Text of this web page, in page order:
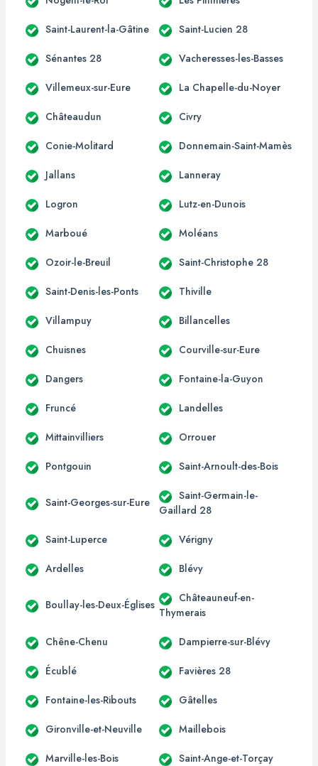
Saint-Laurent-la-Gâtine Saint-Lucien 28
Sénantes 28 Vacheresses-les-Basses
Villemeux-sur-Eure La Chapelle-du-Noyer
Châteaudun Civry
Conie-Molitard Donnemain-Saint-Mamès
Jallans Lanneray
Logron Lutz-en-Dunois
Marboué Moléans
Ozoir-le-Breuil Saint-Christophe 28
Saint-Denis-les-Ponts Thiville
Villampuy Billancelles
Chuisnes Courville-sur-Eure
Dangers Fontaine-la-Guyon
Fruncé Landelles
Mittainvilliers Orrouer
Pontgouin Saint-Arnoult-des-Bois
Saint-Georges-sur-Eure
Saint-Germain-le-
Gaillard 28
Saint-Luperce Vérigny
Ardelles Blévy
Boullay-les-Deux-Églises
Châteauneuf-en-
Thymerais
Chêne-Chenu Dampierre-sur-Blévy
Écublé Favières 28
Fontaine-les-Ribouts Gâtelles
Gironville-et-Neuville Maillebois
Marville-les-Bois Saint-Ange-et-Torçay